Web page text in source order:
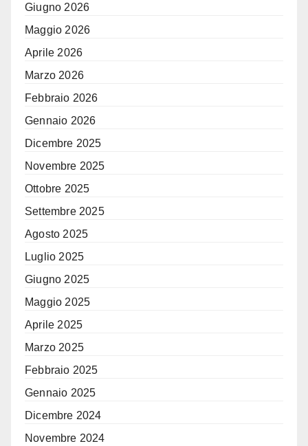
Giugno 2026
Maggio 2026
Aprile 2026
Marzo 2026
Febbraio 2026
Gennaio 2026
Dicembre 2025
Novembre 2025
Ottobre 2025
Settembre 2025
Agosto 2025
Luglio 2025
Giugno 2025
Maggio 2025
Aprile 2025
Marzo 2025
Febbraio 2025
Gennaio 2025
Dicembre 2024
Novembre 2024